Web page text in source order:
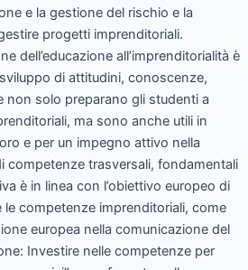
e la gestione del rischio e la
progetti imprenditoriali.
dell’educazione all’imprenditorialità è
di attitudini, conoscenze,
non solo preparano gli studenti a
ma sono anche utili in
e per un impegno attivo nella
competenze trasversali, fondamentali
è in linea con l’obiettivo europeo di
le competenze imprenditoriali, come
europea nella comunicazione del
Investire nelle competenze per